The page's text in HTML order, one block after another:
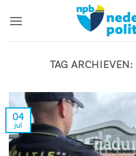
naar
TAG ARCHIEVEN:
04
jul